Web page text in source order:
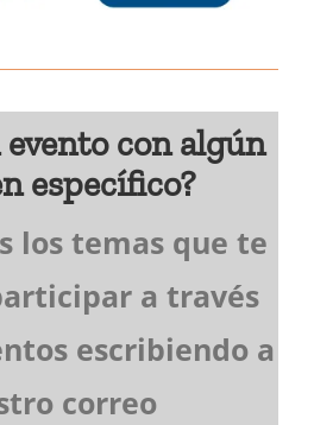
evento con algún
específico?
los temas que te
a través
escribiendo a
correo